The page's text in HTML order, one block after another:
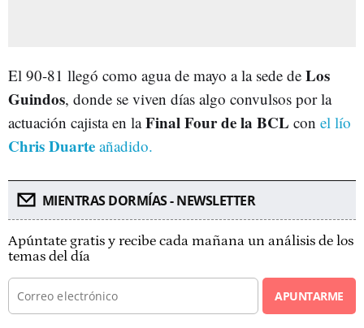
El 90-81 llegó como agua de mayo a la sede de Los
Guindos, donde se viven días algo convulsos por la
actuación cajista en laFinal Four de la BCL con el lío
Chris Duarte añadido.
MIENTRAS DORMÍAS - NEWSLETTER
Apúntate gratis y recibe cada mañana un análisis de los
temas del día
APUNTARME